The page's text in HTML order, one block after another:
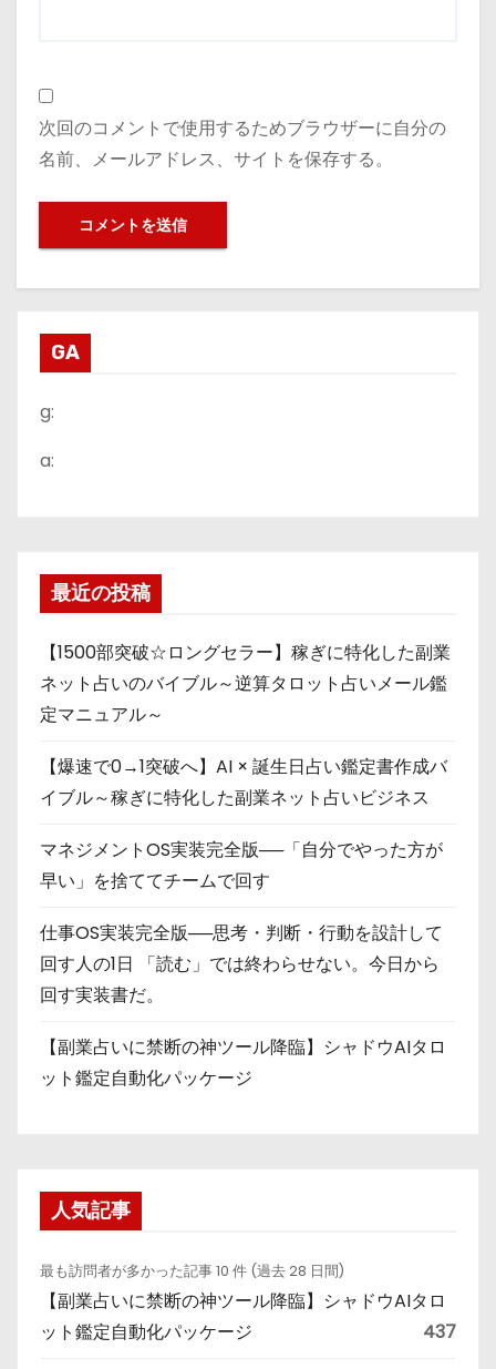
次回のコメントで使用するためブラウザーに自分の
名前、メールアドレス、サイトを保存する。
GA
g:
a:
最近の投稿
【1500部突破☆ロングセラー】稼ぎに特化した副業
ネット占いのバイブル～逆算タロット占いメール鑑
定マニュアル～
【爆速で0→1突破へ】AI × 誕生日占い鑑定書作成バ
イブル～稼ぎに特化した副業ネット占いビジネス
マネジメントOS実装完全版──「自分でやった方が
早い」を捨ててチームで回す
仕事OS実装完全版──思考・判断・行動を設計して
回す人の1日 「読む」では終わらせない。今日から
回す実装書だ。
【副業占いに禁断の神ツール降臨】シャドウAIタロ
ット鑑定自動化パッケージ
人気記事
最も訪問者が多かった記事 10 件 (過去 28 日間)
【副業占いに禁断の神ツール降臨】シャドウAIタロ
ット鑑定自動化パッケージ
437